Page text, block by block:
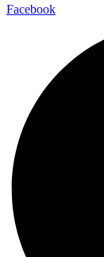
Facebook